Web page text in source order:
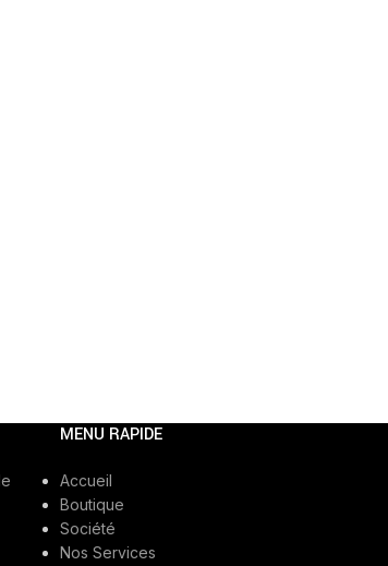
MENU RAPIDE
Accueil
Boutique
Société
Nos Services